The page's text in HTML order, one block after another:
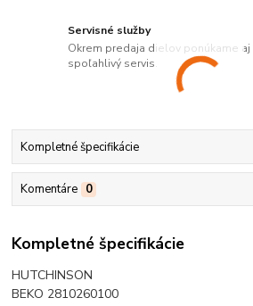
Servisné služby
Okrem predaja dielov ponúkame
spoľahlivý servis.
Kompletné špecifikácie
Komentáre 0
Kompletné špecifikácie
HUTCHINSON
BEKO 2810260100